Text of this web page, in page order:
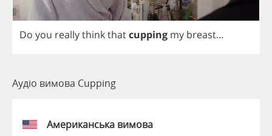
Do you reallythinkthatcupping my breast...
Аудіо вимова Cupping
Американська вимова